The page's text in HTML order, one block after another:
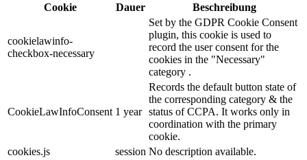
Cookie
Dauer Beschreibung
cookielawinfo-
checkbox-necessary
Set by the GDPR Cookie Consent
plugin, this cookie is used to
record the user consent for the
cookies in the "Necessary"
category .
CookieLawInfoConsent 1 year
Records the default button state of
the corresponding category & the
status of CCPA. It works only in
coordination with the primary
cookie.
cookies.js
session No description available.